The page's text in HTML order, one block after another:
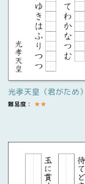
光孝天皇（君がため）
難易度： ★★